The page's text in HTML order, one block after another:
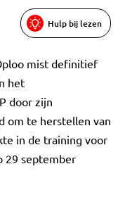
Hulp bij lezen
mist definitief
het
door zijn
om te herstellen van
in de training voor
29 september